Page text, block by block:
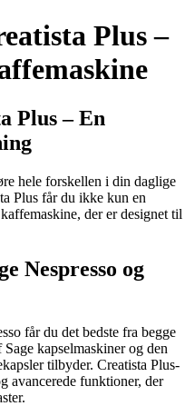
Plus –
Plus – En
hele forskellen i din daglige
Plus får du ikke kun en
der er designet til
Nespresso og
får du det bedste fra begge
kapselmaskiner og den
tilbyder. Creatista Plus-
avancerede funktioner, der